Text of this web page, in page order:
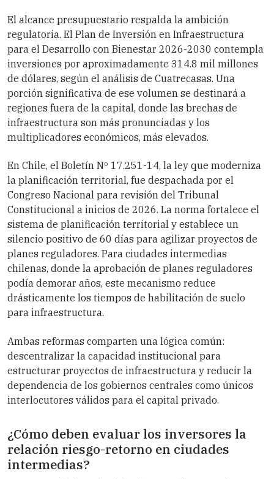
El alcance presupuestario respalda la ambición
regulatoria. El Plan de Inversión en Infraestructura
para el Desarrollo con Bienestar 2026-2030 contempla
inversiones por aproximadamente 314.8 mil millones
de dólares, según el análisis de Cuatrecasas. Una
porción significativa de ese volumen se destinará a
regiones fuera de la capital, donde las brechas de
infraestructura son más pronunciadas y los
multiplicadores económicos, más elevados.
En Chile, el Boletín Nº 17.251-14, la ley que moderniza
la planificación territorial, fue despachada por el
Congreso Nacional para revisión del Tribunal
Constitucional a inicios de 2026. La norma fortalece el
sistema de planificación territorial y establece un
silencio positivo de 60 días para agilizar proyectos de
planes reguladores. Para ciudades intermedias
chilenas, donde la aprobación de planes reguladores
podía demorar años, este mecanismo reduce
drásticamente los tiempos de habilitación de suelo
para infraestructura.
Ambas reformas comparten una lógica común:
descentralizar la capacidad institucional para
estructurar proyectos de infraestructura y reducir la
dependencia de los gobiernos centrales como únicos
interlocutores válidos para el capital privado.
¿Cómo deben evaluar los inversores la
relación riesgo-retorno en ciudades
intermedias?